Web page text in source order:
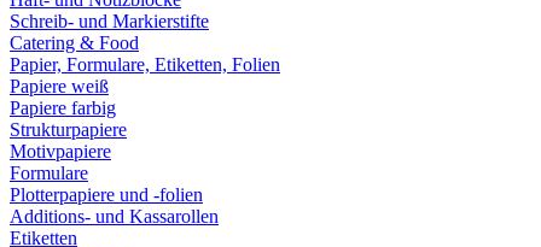
Schreib- und Markierstifte
Catering & Food
Papier, Formulare, Etiketten, Folien
Papiere weiß
Papiere farbig
Strukturpapiere
Motivpapiere
Formulare
Plotterpapiere und -folien
Additions- und Kassarollen
Etiketten